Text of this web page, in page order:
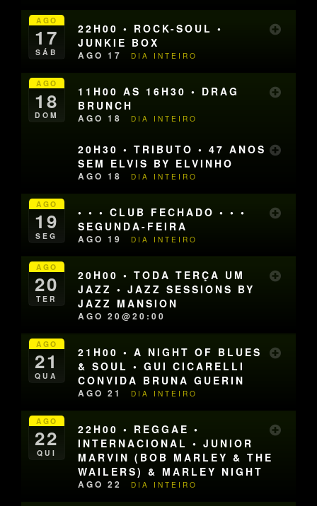
AGO
17
SÁB
22H00 • ROCK-SOUL •
JUNKIE BOX
AGO 17 DIA INTEIRO
AGO
18
DOM
11H00 AS 16H30 • DRAG
BRUNCH
AGO 18 DIA INTEIRO
20H30 • TRIBUTO • 47 ANOS
SEM ELVIS BY ELVINHO
AGO 18 DIA INTEIRO
AGO
19
SEG
• • • CLUB FECHADO • • •
SEGUNDA-FEIRA
AGO 19 DIA INTEIRO
AGO
20
TER
20H00 • TODA TERÇA UM
JAZZ • JAZZ SESSIONS BY
JAZZ MANSION
AGO 20@20:00
AGO
21
QUA
21H00 • A NIGHT OF BLUES
& SOUL • GUI CICARELLI
CONVIDA BRUNA GUERIN
AGO 21 DIA INTEIRO
AGO
22
QUI
22H00 • REGGAE •
INTERNACIONAL • JUNIOR
MARVIN (BOB MARLEY & THE
WAILERS) & MARLEY NIGHT
AGO 22 DIA INTEIRO